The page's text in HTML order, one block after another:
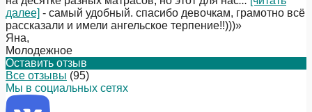
далее] - самый удобный. спасибо девочкам, грамотно всё
рассказали и имели ангельское терпение!!)))»
Яна,
Молодежное
Оставить отзыв
Все отзывы (95)
Мы в социальных сетях